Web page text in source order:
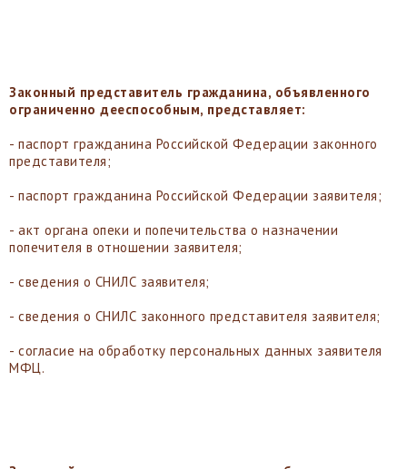
Законный представитель гражданина, объявленного
ограниченно дееспособным, представляет:
- паспорт гражданина Российской Федерации законного
представителя;
- паспорт гражданина Российской Федерации заявителя;
- акт органа опеки и попечительства о назначении
попечителя в отношении заявителя;
- сведения о СНИЛС заявителя;
- сведения о СНИЛС законного представителя заявителя;
- согласие на обработку персональных данных заявителя
МФЦ.